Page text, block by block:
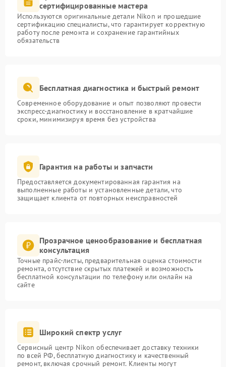
сертифицированные мастера
Используются оригинальные детали Nikon и прошедшие
сертификацию специалисты, что гарантирует корректную
работу после ремонта и сохранение гарантийных
обязательств
Бесплатная диагностика и быстрый ремонт
Современное оборудование и опыт позволяют провести
экспресс-диагностику и восстановление в кратчайшие
сроки, минимизируя время без устройства
Гарантия на работы и запчасти
Предоставляется документированная гарантия на
выполненные работы и установленные детали, что
защищает клиента от повторных неисправностей
Прозрачное ценообразование и бесплатная
консультация
Точные прайс-листы, предварительная оценка стоимости
ремонта, отсутствие скрытых платежей и возможность
бесплатной консультации по телефону или онлайн на
сайте
Широкий спектр услуг
Сервисный центр Nikon обеспечивает доставку техники
по всей РФ, бесплатную диагностику и качественный
ремонт, включая срочный ремонт. Клиенты могут